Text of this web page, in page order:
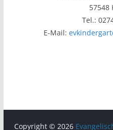
57548
Tel.:
E-Mail:
Copyright © 2026